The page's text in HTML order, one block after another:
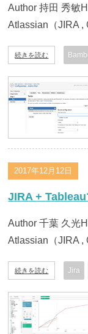
Author 持田 秀敏
Atlassian（JIRA ,
続きを読む
2017年12月12日
JIRA + Tableau
Author 千葉 久光
Atlassian（JIRA ,
続きを読む Jira